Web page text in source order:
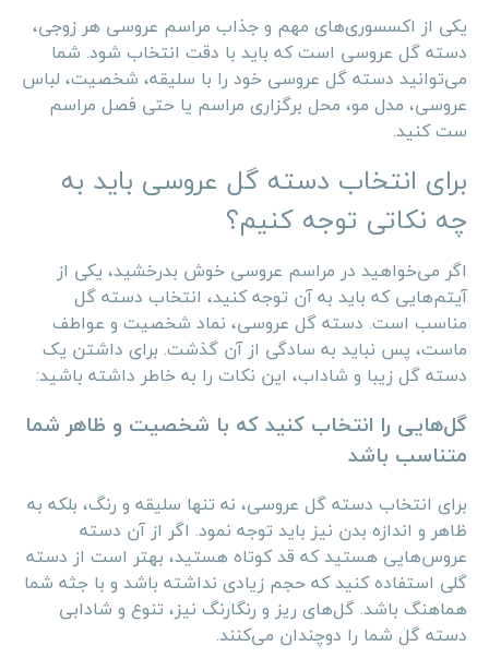
یکی از اکسسوری‌های مهم و جذاب مراسم عروسی هر زوجی،
دسته گل عروسی است که باید با دقت انتخاب شود. شما
می‌توانید دسته گل عروسی خود را با سلیقه، شخصیت، لباس
عروسی، مدل مو، محل برگزاری مراسم یا حتی فصل مراسم
ست کنید.
برای انتخاب دسته گل عروسی باید به
چه نکاتی توجه کنیم؟
اگر می‌خواهید در مراسم عروسی خوش بدرخشید، یکی از
آیتم‌هایی که باید به آن توجه کنید، انتخاب دسته گل
مناسب است. دسته گل عروسی، نماد شخصیت و عواطف
ماست، پس نباید به سادگی از آن گذشت. برای داشتن یک
دسته گل زیبا و شاداب، این نکات را به خاطر داشته باشید:
گل‌هایی را انتخاب کنید که با شخصیت و ظاهر شما
متناسب باشد
برای انتخاب دسته گل عروسی، نه تنها سلیقه و رنگ، بلکه به
ظاهر و اندازه بدن نیز باید توجه نمود. اگر از آن دسته
عروس‌هایی هستید که قد کوتاه هستید، بهتر است از دسته
گلی استفاده کنید که حجم زیادی نداشته باشد و با جثه شما
هماهنگ باشد. گل‌های ریز و رنگارنگ نیز، تنوع و شادابی
دسته گل شما را دوچندان می‌کنند.